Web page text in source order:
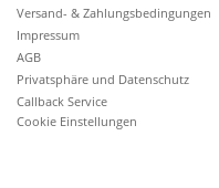
Versand- & Zahlungsbedingungen
Impressum
AGB
Privatsphäre und Datenschutz
Callback Service
Cookie Einstellungen